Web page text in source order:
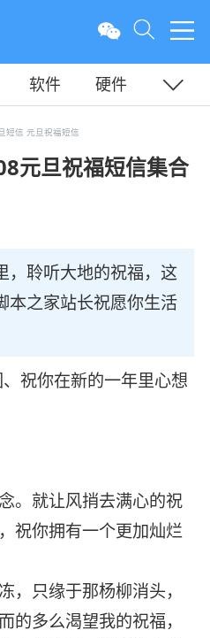
软件
硬件
短信 元旦祝福短信
元旦祝福短信集合
，聆听大地的祝福，这
本之家站长祝愿你生活
祝你在新的一年里心想
。就让风捎去满心的祝
祝你拥有一个更加灿烂
，只缘于那杨柳消头，
的多么渴望我的祝福，